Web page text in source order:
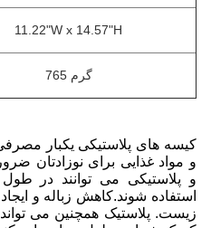
11.22"W x 14.57"H
765 گرم
کیسه های پلاستیکی یکبار
و مواد غذایی برای نوزادتان
استفاده شوند.کاهش زباله و
زیست. پلاستیک همچنین می